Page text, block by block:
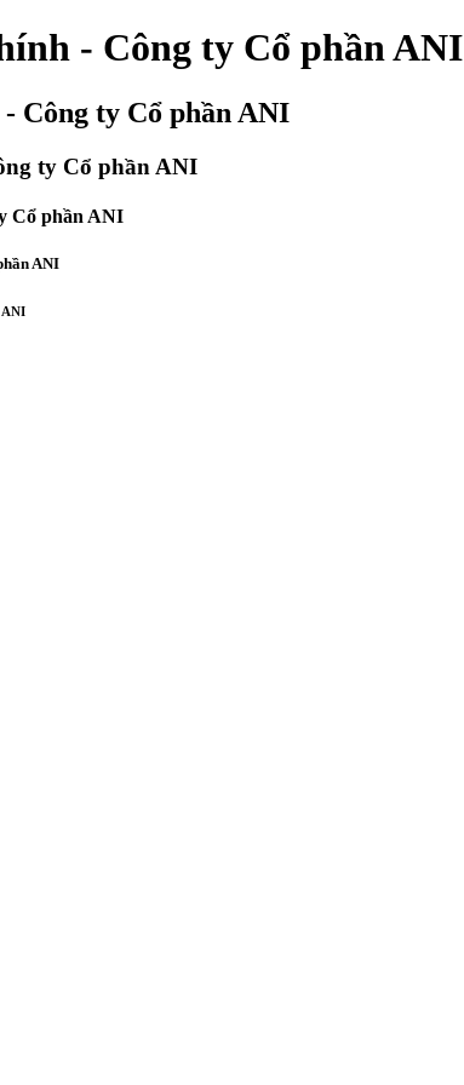
- Công ty Cổ phần ANI
Công ty Cổ phần ANI
ty Cổ phần ANI
Cổ phần ANI
ANI
ANI